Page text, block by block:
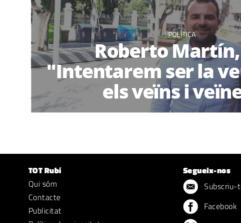
POLÍTICA
Roberto Martín,
"Intentarem ser la
els veïns i
TOT Rubí
Qui sóm
Contacte
Publicitat
Segueix-nos
Facebook